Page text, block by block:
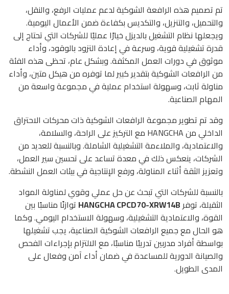
تم تصميم هذه الرافعة الشوكية لدعم عمليات الرفع، والنقل،
والتحميل، والتنزيل، والتكديس بكفاءة ضمن الأعمال اليومية.
ويجعلها نظام التشغيل بالديزل خيارًا عمليًا للشركات التي تحتاج إلى
قدرة تشغيلية قوية، وسرعة في إعادة التزود بالوقود، وأداء
موثوق في دورات العمل المكثفة. وبشكل عام، تحظى هذه الفئة
من الرافعات الشوكية بتقدير كبير لما توفره من هيكل متين، وأداء
مناولة ثابت، وسهولة استخدام عملية في مجموعة واسعة من
المهام الصناعية.
وقد تم تطوير مجموعة الرافعات الشوكية ذات محركات الاحتراق
الداخلي من HANGCHA مع التركيز على الراحة، والسلامة،
والاعتمادية، والملاءمة التشغيلية الشاملة. وبالنسبة للعديد من
الشركات، ينعكس ذلك في معدة تساعد على تحسين سير العمل،
وتعزيز الثقة أثناء المناولة، ورفع الإنتاجية في بيئات العمل النشطة.
بالنسبة للشركات التي تبحث عن حل عملي وقوي لمناولة المواد
الثقيلة، توفرHANGCHA CPCD70-XRW14B توازنًا مناسبًا بين
القوة، والاعتمادية التشغيلية، وسهولة الاستخدام اليومي. وكما
هو الحال مع جميع الرافعات الشوكية الصناعية، يجب تشغيلها
بواسطة أفراد مدربين تدريبًا مناسبًا، مع الالتزام بإجراءات الفحص
والصيانة الدورية للمساعدة في ضمان أداء آمن وفعال على
المدى الطويل.